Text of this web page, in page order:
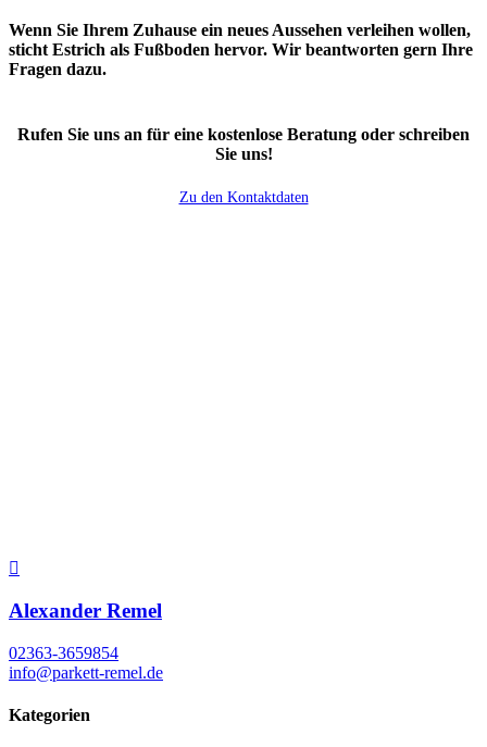
Wenn Sie Ihrem Zuhause ein neues Aussehen verleihen wollen,
sticht Estrich als Fußboden hervor. Wir beantworten gern Ihre
Fragen dazu.
Rufen Sie uns an für eine kostenlose Beratung oder schreiben
Sie uns!
Zu den Kontaktdaten

Alexander Remel
02363-3659854
info@parkett-remel.de
Kategorien